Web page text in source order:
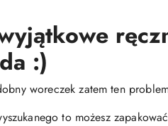
:)
woreczek zatem ten
to możesz